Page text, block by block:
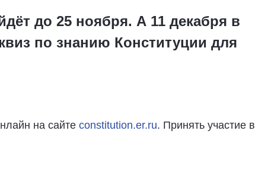
до 25 ноября. А 11 декабря в
по знанию Конституции для
на сайте constitution.er.ru. Принять участие в